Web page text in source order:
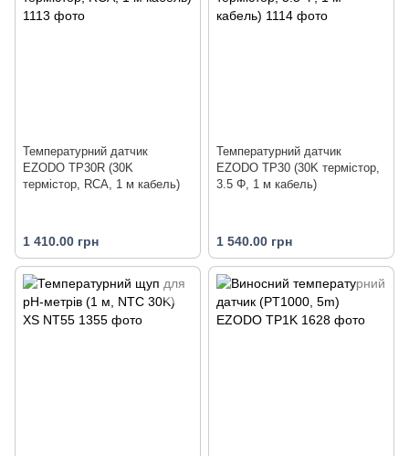
Температурний датчик
EZODO TP30R (30K
термістор, RCA, 1 м кабель)
1 410.00 грн
Температурний датчик
EZODO TP30 (30K термістор,
3.5 Φ, 1 м кабель)
1 540.00 грн